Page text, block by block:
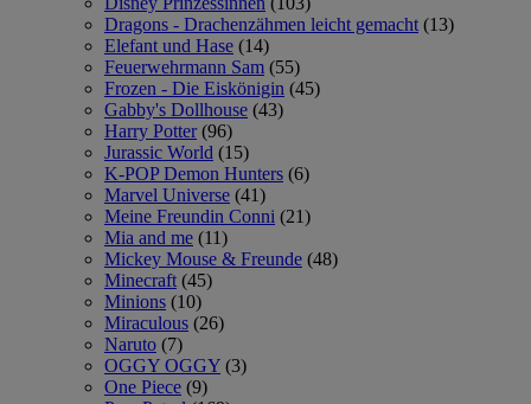
Dragons - Drachenzähmen leicht gemacht (13)
Elefant und Hase (14)
Feuerwehrmann Sam (55)
Frozen - Die Eiskönigin (45)
Gabby's Dollhouse (43)
Harry Potter (96)
Jurassic World (15)
K-POP Demon Hunters (6)
Marvel Universe (41)
Meine Freundin Conni (21)
Mia and me (11)
Mickey Mouse & Freunde (48)
Minecraft (45)
Minions (10)
Miraculous (26)
Naruto (7)
OGGY OGGY (3)
One Piece (9)